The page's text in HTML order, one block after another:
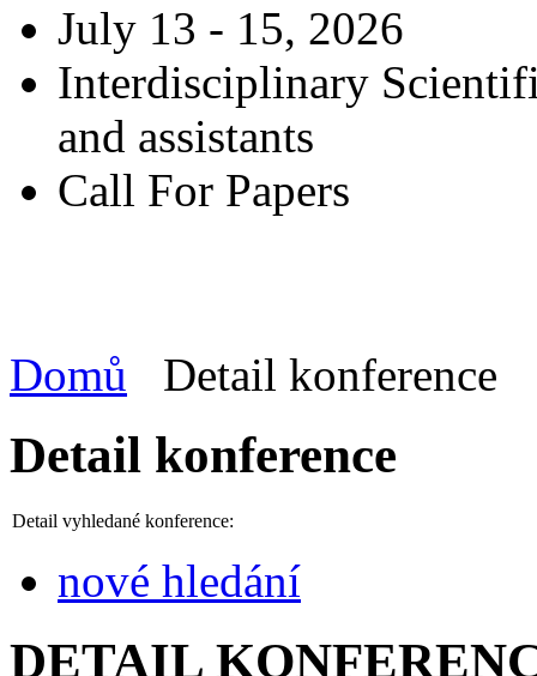
July 13 - 15, 2026
Interdisciplinary
and assistants
Call For Papers
Domů Detail konference
Detail konference
Detail vyhledané konference:
nové hledání
DETAIL